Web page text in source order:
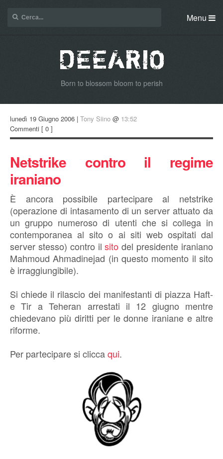
Menu
Born to blossom bloom to perish
lunedì 19 Giugno 2006 | Tony Siino @ 13:52
Commenti [ 0 ]
Netstrike contro il regime
iraniano
È ancora possibile partecipare al netstrike
(operazione di intasamento di un server attuato da
un gruppo numeroso di utenti che si collega in
contemporanea al sito o ai siti web ospitati dal
server stesso) contro ilsito del presidente iraniano
Mahmoud Ahmadinejad (in questo momento il sito
è irraggiungibile).
Si chiede il rilascio dei manifestanti di piazza Haft-
e Tir a Teheran arrestati il 12 giugno mentre
chiedevano più diritti per le donne iraniane e altre
riforme.
Per partecipare si cliccaqui.